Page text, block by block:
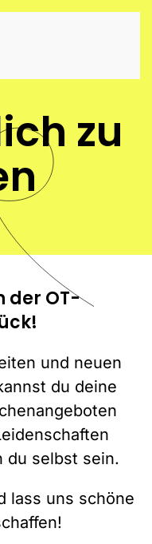
zu
der OT-
und neuen
du deine
du selbst sein.
lass uns schöne